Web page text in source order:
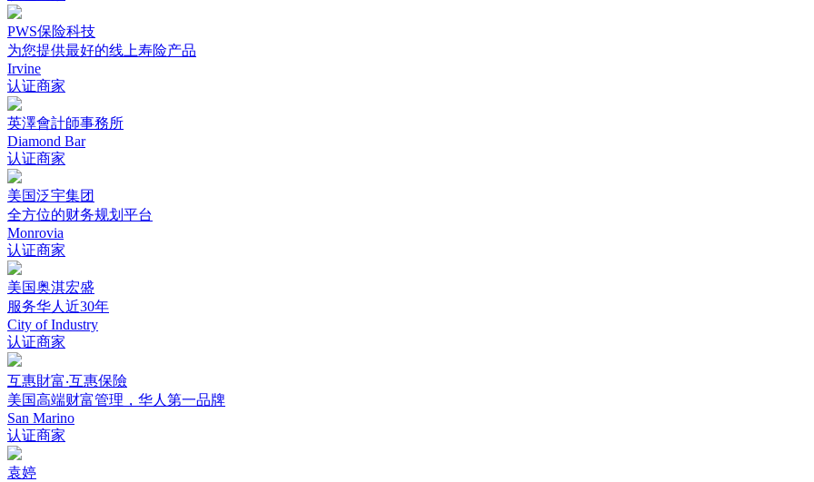
PWS保险科技
为您提供最好的线上寿险产品
Irvine
认证商家
英澤會計師事務所
Diamond Bar
认证商家
美国泛宇集团
全方位的财务规划平台
Monrovia
认证商家
美国奥淇宏盛
服务华人近30年
City of Industry
认证商家
互惠財富‧互惠保險
美国高端财富管理，华人第一品牌
San Marino
认证商家
袁婷